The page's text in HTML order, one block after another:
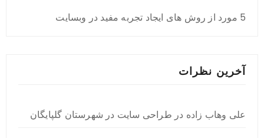
5 مورد از روش های ایجاد تجربه مفید در وبسایت
آخرین نظرات
علی وهاب زاده در طراحی سایت در شهرستان گلپایگان